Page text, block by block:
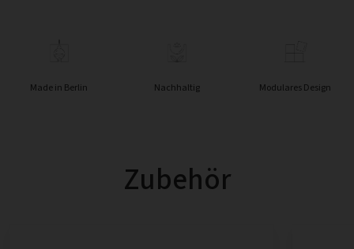
Made in Berlin Nachhaltig Modulares Design
Zubehör